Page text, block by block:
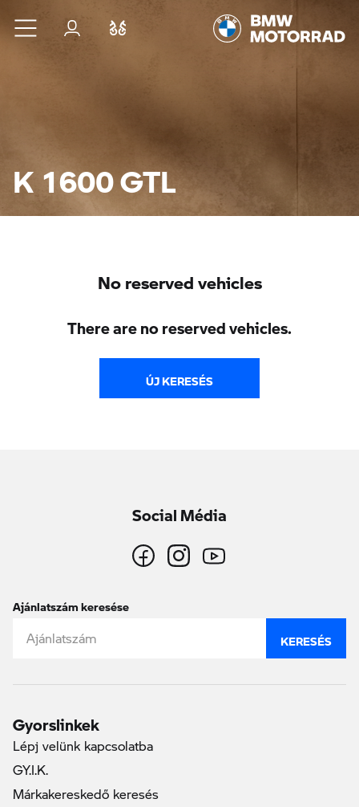
Ugrás a főtartalomra
BejelentkezésÖsszehasonlítás
K 1600 GTL
No reserved vehicles
There are no reserved vehicles.
ÚJ KERESÉS
Social Média
Ajánlatszám keresése
KERESÉS
Gyorslinkek
Lépj velünk kapcsolatba
GY.I.K.
Márkakereskedő keresés